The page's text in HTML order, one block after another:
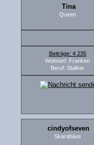
Tina
Queen
Beiträge: 4 235
Wohnort: Franken
Beruf: Stalker
cindyofseven
Skarabäus